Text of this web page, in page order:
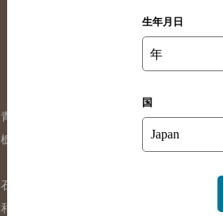
青森県のバー検索 岩手県のバー検索
栃木県のバー検索 群馬県のバー検索
石川県のバー検索
和歌山県のバー検索
生年月日
年
国